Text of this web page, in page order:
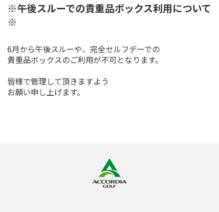
※午後スルーでの貴重品ボックス利用について
※
6月から午後スルーや、完全セルフデーでの
貴重品ボックスのご利用が不可となります。
皆様で管理して頂きますよう
お願い申し上げます。